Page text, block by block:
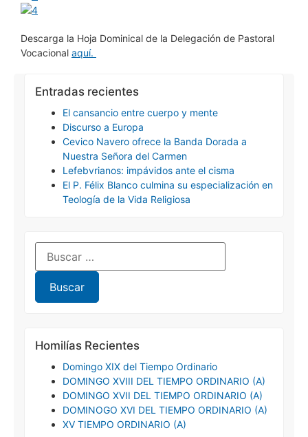
Descarga la Hoja Dominical de la Delegación de Pastoral
Vocacional aquí.
Entradas recientes
El cansancio entre cuerpo y mente
Discurso a Europa
Cevico Navero ofrece la Banda Dorada a
Nuestra Señora del Carmen
Lefebvrianos: impávidos ante el cisma
El P. Félix Blanco culmina su especialización en
Teología de la Vida Religiosa
Homilías Recientes
Domingo XIX del Tiempo Ordinario
DOMINGO XVIII DEL TIEMPO ORDINARIO (A)
DOMINGO XVII DEL TIEMPO ORDINARIO (A)
DOMINOGO XVI DEL TIEMPO ORDINARIO (A)
XV TIEMPO ORDINARIO (A)